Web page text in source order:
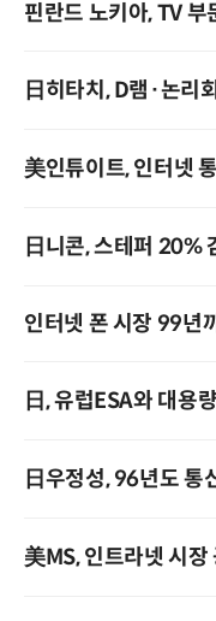
핀란드 노키아, TV 부
日히타치, D램·논리
美인튜이트, 인터넷
日니콘, 스테퍼 20%
인터넷 폰 시장 99년
日, 유럽ESA와 대용
日우정성, 96년도 통
美MS, 인트라넷 시장